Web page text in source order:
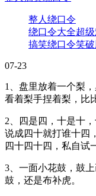
整人绕口令
绕口令大全超
搞笑绕口令笑
07-23
1、盘里放着一个梨
看着梨手捏着梨，比
2、四是四，十是十
说成四十就打谁十四
四十四十四，私自试
3、一面小花鼓，鼓
鼓，还是布补虎。